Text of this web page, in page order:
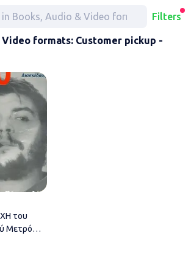
Filters
Video formats: Customer pickup -
του
Μετρό